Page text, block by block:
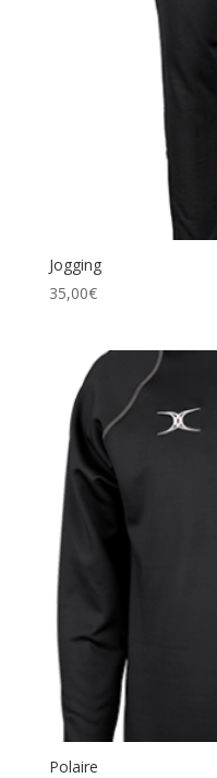
Jogging
35,00€
Polaire